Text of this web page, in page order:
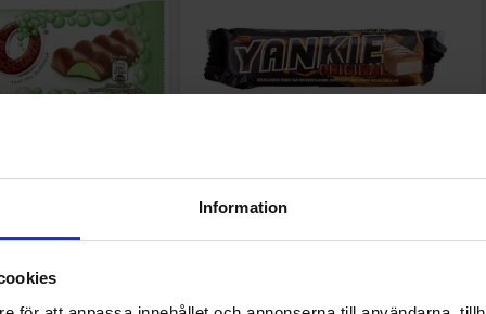
Information
Chocolate Bar 36g Toms Yankie Bar 50g